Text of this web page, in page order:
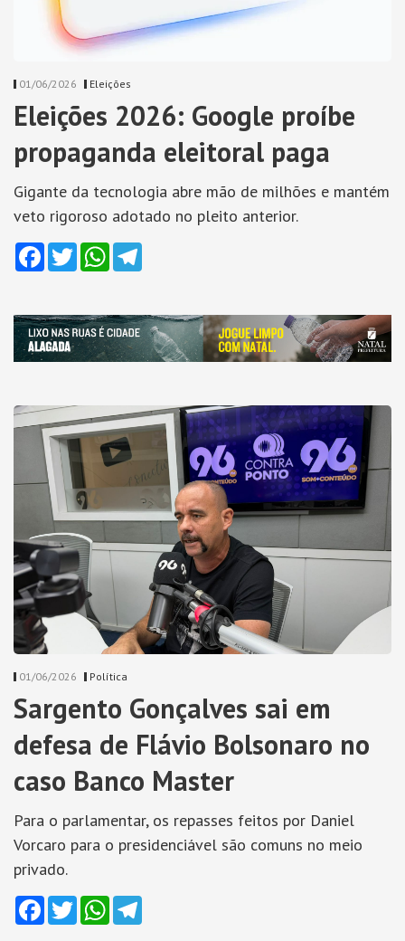
01/06/2026 Eleições
Eleições 2026: Google proíbe
propaganda eleitoral paga
Gigante da tecnologia abre mão de milhões e mantém
veto rigoroso adotado no pleito anterior.
Facebook
TwitterWhatsApp
01/06/2026 Política
Sargento Gonçalves sai em
defesa de Flávio Bolsonaro no
caso Banco Master
Para o parlamentar, os repasses feitos por Daniel
Vorcaro para o presidenciável são comuns no meio
privado.
Facebook
TwitterWhatsApp